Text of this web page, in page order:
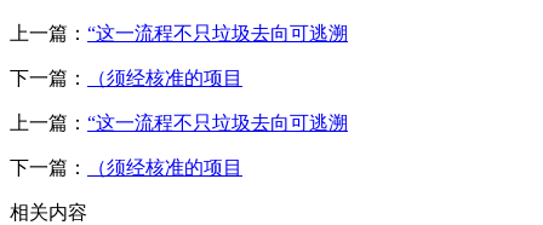
上一篇： “这一流程不只垃圾去向可逃溯
下一篇： （须经核准的项目
上一篇： “这一流程不只垃圾去向可逃溯
下一篇： （须经核准的项目
相关内容